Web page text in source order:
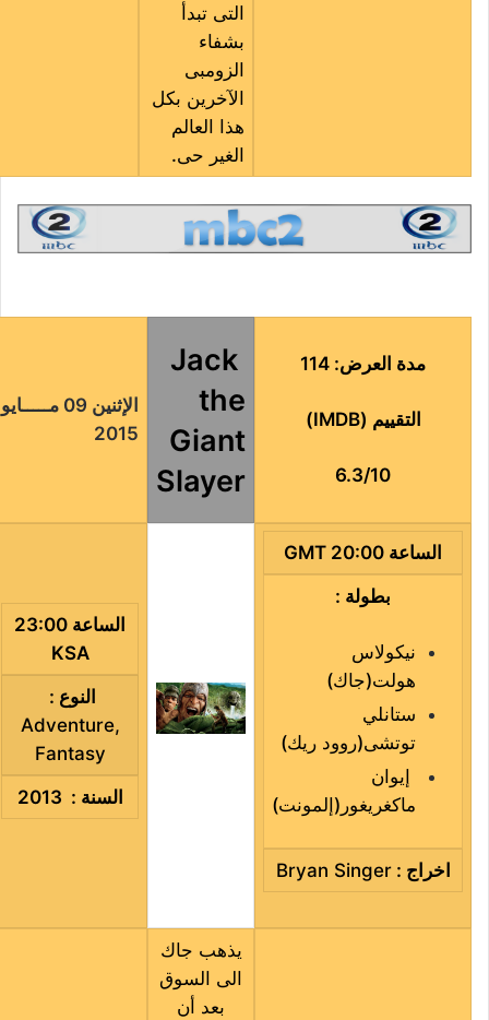
التى تبدأ
بشفاء
الزومبى
الآخرين بكل
هذا العالم
الغير حى.
مدة العرض: 114
التقييم (IMDB)
6.3/10
Jack
the
Giant
Slayer
الإثنين 09 مـــــايو
2015
الساعة 20:00 GMT
بطولة :
نيكولاس
هولت(جاك)
ستانلي
توتشى(روود ريك)
إيوان
ماكغريغور ( إلمونت)
اخراج :
Bryan Singer
الساعة 23:00
KSA
النوع :
Adventure,
Fantasy
السنة : 2013
يذهب جاك
الى السوق
بعد أن